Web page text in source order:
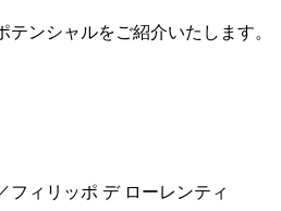
ンシャルをご紹介いたします。